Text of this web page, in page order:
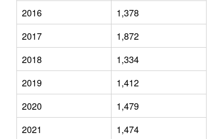
2016
1,378
2017
1,872
2018
1,334
2019
1,412
2020
1,479
2021
1,474